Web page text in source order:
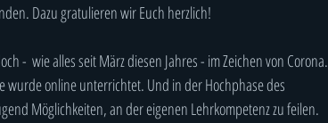
Dazu gratulieren wir Euch herzlich!
-  wie alles seit März diesen Jahres - im Zeichen von Corona.
wurde online unterrichtet. Und in der Hochphase des
Möglichkeiten, an der eigenen Lehrkompetenz zu feilen.